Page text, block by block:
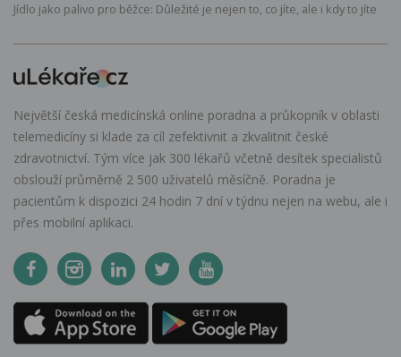
Jídlo jako palivo pro běžce: Důležité je nejen to, co jíte, ale i kdy to jíte
Největší česká medicínská online poradna a průkopník v oblasti
telemedicíny si klade za cíl zefektivnit a zkvalitnit české
zdravotnictví. Tým více jak 300 lékařů včetně desítek specialistů
obslouží průměrně 2 500 uživatelů měsíčně. Poradna je
pacientům k dispozici 24 hodin 7 dní v týdnu nejen na webu, ale i
přes mobilní aplikaci.